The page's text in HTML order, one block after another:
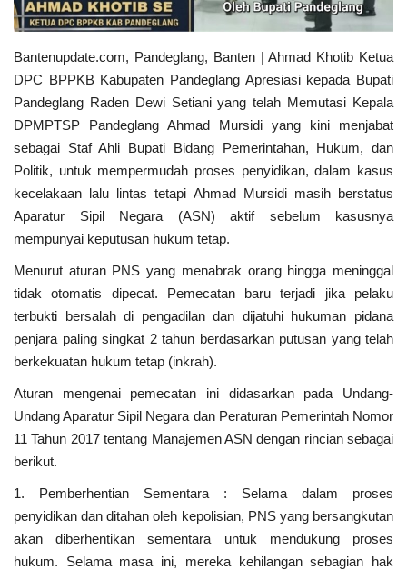
Politik
Bisnis
Redaksi
Sosial
Olahraga
Agama
Polri
Kriminal
Ekonomi
TNI & POLRI
TNI
Bantenupdate.com, Pandeglang, Banten | Ahmad Khotib Ketua
DPC BPPKB Kabupaten Pandeglang Apresiasi kepada Bupati
Pandeglang Raden Dewi Setiani yang telah Memutasi Kepala
DPMPTSP Pandeglang Ahmad Mursidi yang kini menjabat
sebagai Staf Ahli Bupati Bidang Pemerintahan, Hukum, dan
Politik, untuk mempermudah proses penyidikan, dalam kasus
kecelakaan lalu lintas tetapi Ahmad Mursidi masih berstatus
Aparatur Sipil Negara (ASN) aktif sebelum kasusnya
mempunyai keputusan hukum tetap.
Menurut aturan PNS yang menabrak orang hingga meninggal
tidak otomatis dipecat. Pemecatan baru terjadi jika pelaku
terbukti bersalah di pengadilan dan dijatuhi hukuman pidana
penjara paling singkat 2 tahun berdasarkan putusan yang telah
berkekuatan hukum tetap (inkrah).
Aturan mengenai pemecatan ini didasarkan pada Undang-
Undang Aparatur Sipil Negara dan Peraturan Pemerintah Nomor
11 Tahun 2017 tentang Manajemen ASN dengan rincian sebagai
berikut.
1. Pemberhentian Sementara : Selama dalam proses
penyidikan dan ditahan oleh kepolisian, PNS yang bersangkutan
akan diberhentikan sementara untuk mendukung proses
hukum. Selama masa ini, mereka kehilangan sebagian hak